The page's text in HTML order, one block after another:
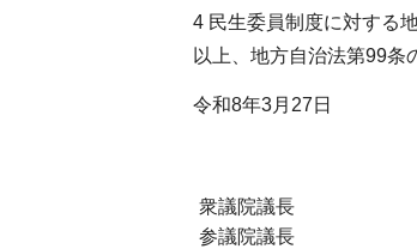
4 民生委員制度に対する
以上、地方自治法第99条
令和8年3月27日
衆議院議長
参議院議長